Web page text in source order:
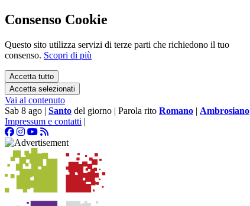
Consenso Cookie
Questo sito utilizza servizi di terze parti che richiedono il tuo
consenso. Scopri di più
Accetta tutto
Accetta selezionati
Vai al contenuto
Sab 8 ago | Santo del giorno | Parola rito Romano | Ambrosiano
Impressum e contatti |